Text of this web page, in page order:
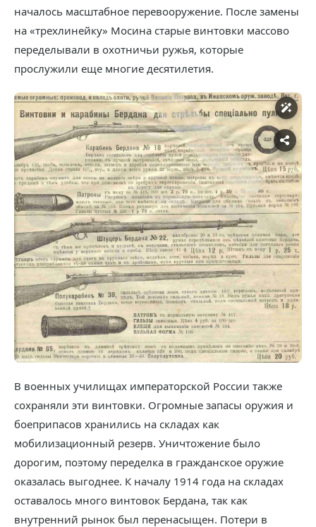
началось масштабное перевооружение. После замены
на «трехлинейку» Мосина старые винтовки массово
переделывали в охотничьи ружья, которые
прослужили еще многие десятилетия.
В военных училищах императорской России также
сохраняли эти винтовки. Огромные запасы оружия и
боеприпасов хранились на складах как
мобилизационный резерв. Уничтожение было
дорогим, поэтому переделка в гражданское оружие
оказалась выгоднее. К началу 1914 года на складах
оставалось много винтовок Бердана, так как
внутренний рынок был перенасыщен. Потери в